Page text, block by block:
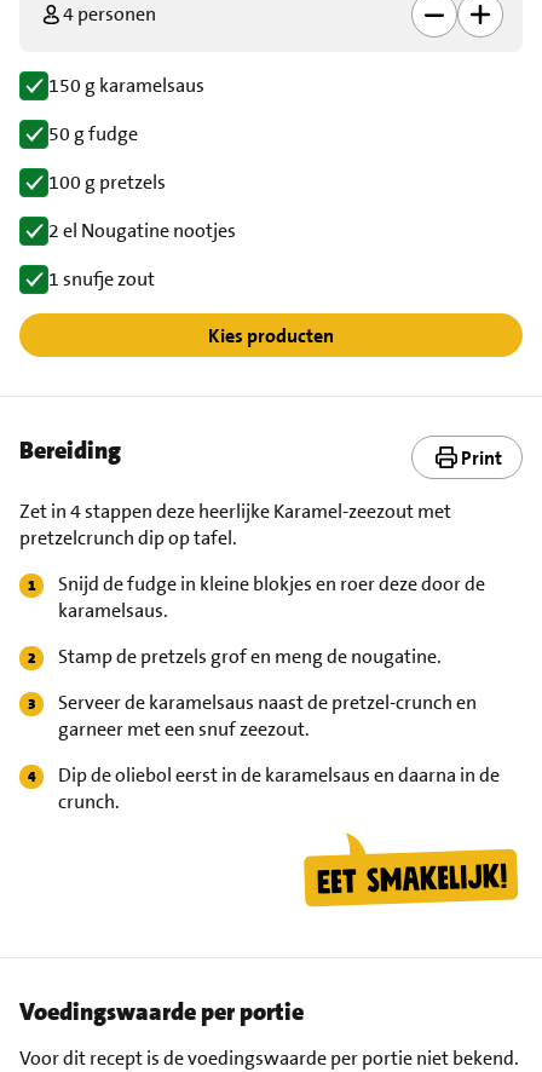
4 personen
150 g karamelsaus
50 g fudge
100 g pretzels
2 el Nougatine nootjes
1 snufje zout
Kies producten
Bereiding Print
Zet in 4 stappen deze heerlijke Karamel-zeezout met
pretzelcrunch dip op tafel.
Snijd de fudge in kleine blokjes en roer deze door de
karamelsaus.
Stamp de pretzels grof en meng de nougatine.
Serveer de karamelsaus naast de pretzel-crunch en
garneer met een snuf zeezout.
Dip de oliebol eerst in de karamelsaus en daarna in de
crunch.
Voedingswaarde per portie
Voor dit recept is de voedingswaarde per portie niet bekend.